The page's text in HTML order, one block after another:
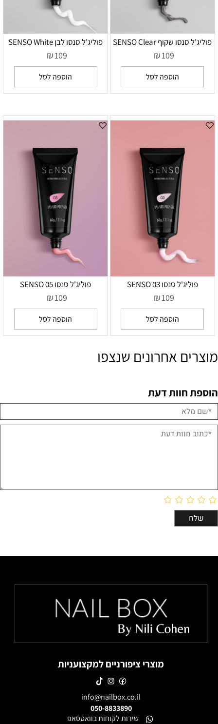
פוליג'ל סנסו שקוף SENSO Clear
₪109
הוספה לסל
פוליג'ל סנסו לבן SENSO White
₪109
הוספה לסל
פוליג'ל סנסו SENSO 03
₪109
הוספה לסל
פוליג'ל סנסו SENSO 05
₪109
הוספה לסל
מוצרים אחרונים שנצפו
הוספת חוות דעת
מוצרי ציפורניים למקצועניות
info@nailbox.co.il
050-8833890
שירות לקוחות בוואטסאפ